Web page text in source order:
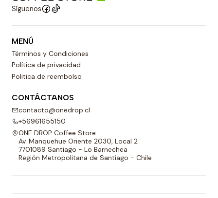
Síguenos
MENÚ
Términos y Condiciones
Política de privacidad
Politica de reembolso
CONTÁCTANOS
contacto@onedrop.cl
+56961655150
ONE DROP Coffee Store
Av. Manquehue Oriente 2030, Local 2
7701089 Santiago - Lo Barnechea
Región Metropolitana de Santiago - Chile